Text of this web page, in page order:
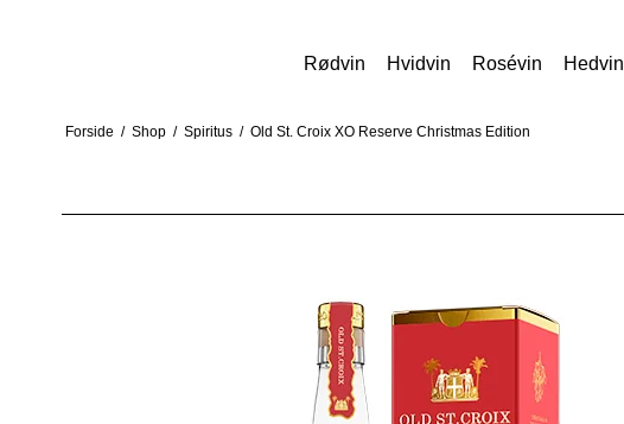
Rødvin Hvidvin Rosévin Hedvin
Forside / Shop / Spiritus / Old St. Croix XO Reserve Christmas Edition